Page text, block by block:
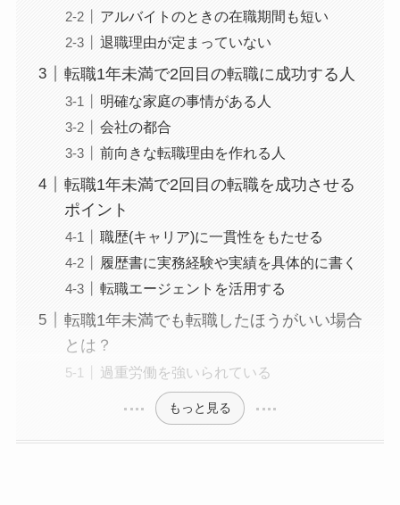
アルバイトのときの在職期間も短い
退職理由が定まっていない
転職1年未満で2回目の転職に成功する人
明確な家庭の事情がある人
会社の都合
前向きな転職理由を作れる人
転職1年未満で2回目の転職を成功させる
ポイント
職歴(キャリア)に一貫性をもたせる
履歴書に実務経験や実績を具体的に書く
転職エージェントを活用する
転職1年未満でも転職したほうがいい場合
とは？
過重労働を強いられている
もっと見る